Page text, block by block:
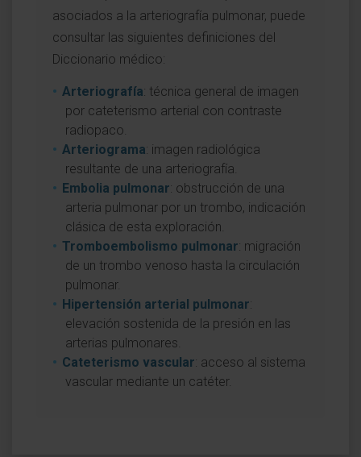
asociados a la arteriografía pulmonar, puede
consultar las siguientes definiciones del
Diccionario médico:
Arteriografía: técnica general de imagen
por cateterismo arterial con contraste
radiopaco.
Arteriograma: imagen radiológica
resultante de una arteriografía.
Embolia pulmonar: obstrucción de una
arteria pulmonar por un trombo, indicación
clásica de esta exploración.
Tromboembolismo pulmonar: migración
de un trombo venoso hasta la circulación
pulmonar.
Hipertensión arterial pulmonar:
elevación sostenida de la presión en las
arterias pulmonares.
Cateterismo vascular: acceso al sistema
vascular mediante un catéter.